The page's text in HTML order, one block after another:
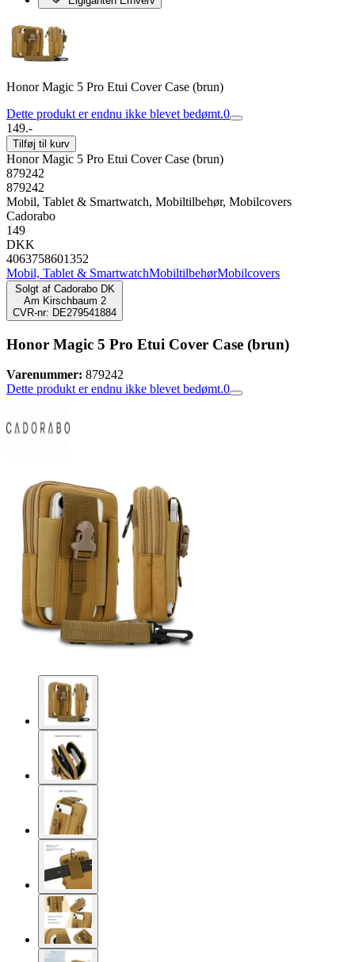
Honor Magic 5 Pro Etui Cover Case (brun)
Dette produkt er endnu ikke blevet bedømt.0
149.-
Tilføj til kurv
Honor Magic 5 Pro Etui Cover Case (brun)
879242
879242
Mobil, Tablet & Smartwatch, Mobiltilbehør, Mobilcovers
Cadorabo
149
DKK
4063758601352
Mobil, Tablet & SmartwatchMobiltilbehørMobilcovers
Solgt af Cadorabo DK
Am Kirschbaum 2
CVR-nr: DE279541884
Honor Magic 5 Pro Etui Cover Case (brun)
Varenummer: 879242
Dette produkt er endnu ikke blevet bedømt.0